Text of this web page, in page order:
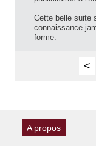
Cette belle suite
connaissance
forme.
<
A propos